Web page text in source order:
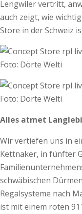
Lengwiler vertritt,
auch zeigt, wie
Store in der Schweiz
Foto: Dörte Welti
Foto: Dörte Welti
Alles atmet
Wir vertiefen uns in
Kettnaker, in fünfter
schwäbischen
Regalsysteme nach
ist mit einem roten